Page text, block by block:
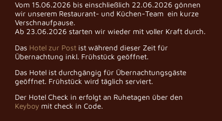
Vom 15.06.2026 bis einschließlich 22.06.2026 gönnen
wir unserem Restaurant- und Küchen-Team ein kurze
Verschnaufpause.
Ab 23.06.2026 starten wir wieder mit voller Kraft durch.
Das Hotel zur Post ist während dieser Zeit für
Übernachtung inkl. Frühstück geöffnet.
Das Hotel ist durchgängig für Übernachtungsgäste
geöffnet. Frühstück wird täglich serviert.
Der Hotel Check in erfolgt an Ruhetagen über den
Keyboy mit check in Code.